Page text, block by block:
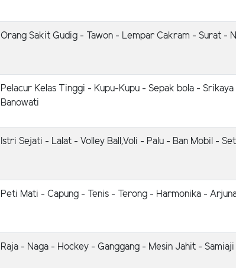
Orang Sakit Gudig - Tawon - Lempar Cakram - Surat -
Pelacur Kelas Tinggi - Kupu-Kupu - Sepak bola -
Banowati
Istri Sejati - Lalat - Volley Ball,Voli - Palu - Ban Mobil -
Peti Mati - Capung - Tenis - Terong - Harmonika -
Raja - Naga - Hockey - Ganggang - Mesin Jahit - Samiaji